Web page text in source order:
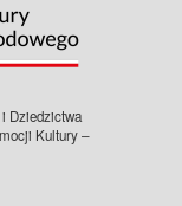
Dziedzictwa
Kultury –